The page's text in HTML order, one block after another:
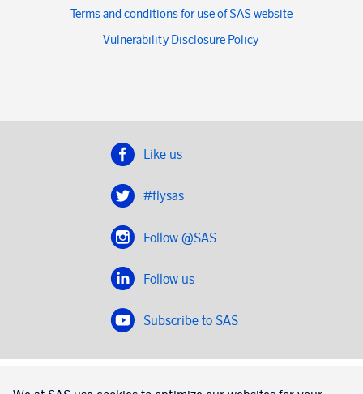
Terms and conditions for use of SAS website
Vulnerability Disclosure Policy
Like us
#flysas
Follow @SAS
Follow us
Subscribe to SAS
SAS 2020